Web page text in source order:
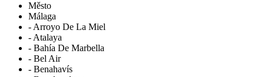
Město
Málaga
- Arroyo De La Miel
- Atalaya
- Bahía De Marbella
- Bel Air
- Benahavís